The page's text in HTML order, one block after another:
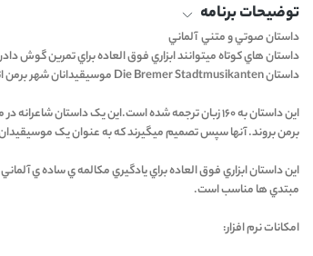
توضیحات برنامه
داستان صوتي و متني آلماني
داستان هاي کوتاه ميتوانند ابزاري فوق العاده براي تمرين
داستان Die Bremer Stadtmusikanten موسيقيدانان شهر برمن اثر برادران گريم
اين داستان به ۱۶۰ زبان ترجمه شده است.اين يک
برمن بروند. آنها سپس تصميم ميگيرند که به عنوان يک
اين داستان ابزاري فوق العاده براي يادگيري مکالمه ي ساده ي
مبتدي ها مناسب است.
امکانات نرم افزار: